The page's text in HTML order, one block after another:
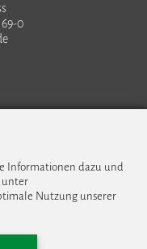
0
GmbH
English
Informationen dazu und
unter
Nutzung unserer